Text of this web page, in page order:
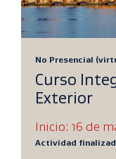
No Presencial
Curso
Exterior
Inicio: 16 de
Actividad